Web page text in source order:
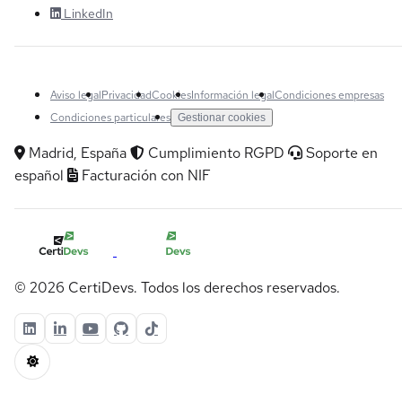
LinkedIn
Aviso legalPrivacidadCookiesInformación legalCondiciones empresas
Condiciones particulares Gestionar cookies
Madrid, España Cumplimiento RGPD
Soporte en
español
Facturación con NIF
© 2026 CertiDevs. Todos los derechos reservados.